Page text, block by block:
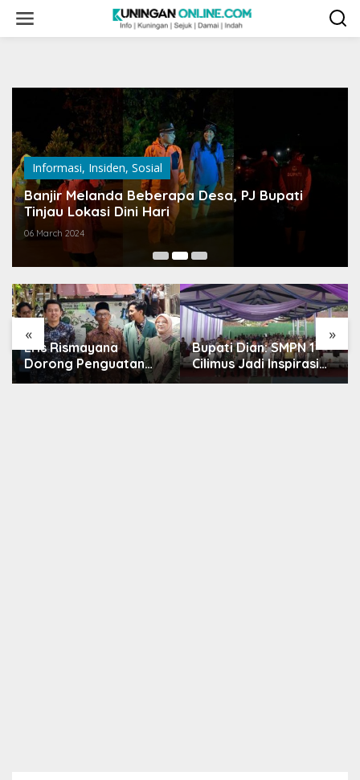
content
Informasi, Insiden, Sosial
Banjir Melanda Beberapa Desa, PJ Bupati
Tinjau Lokasi Dini Hari
06 March 2024
« »
Eris Rismayana
Dorong Penguatan
Literasi, Resmikan
Bupati Dian: SMPN 1
Cilimus Jadi Inspirasi
Sekolah Unggul, Dies